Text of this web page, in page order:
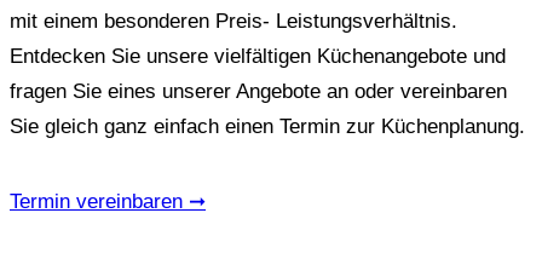
mit einem besonderen Preis- Leistungsverhältnis.
Entdecken Sie unsere vielfältigen Küchenangebote und
fragen Sie eines unserer Angebote an oder vereinbaren
Sie gleich ganz einfach einen Termin zur Küchenplanung.
Termin vereinbaren ➞